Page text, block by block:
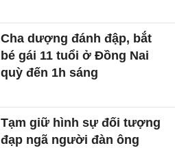
Cha dượng đánh đập, bắt
bé gái 11 tuổi ở Đồng Nai
quỳ đến 1h sáng
Tạm giữ hình sự đối tượng
đạp ngã người đàn ông